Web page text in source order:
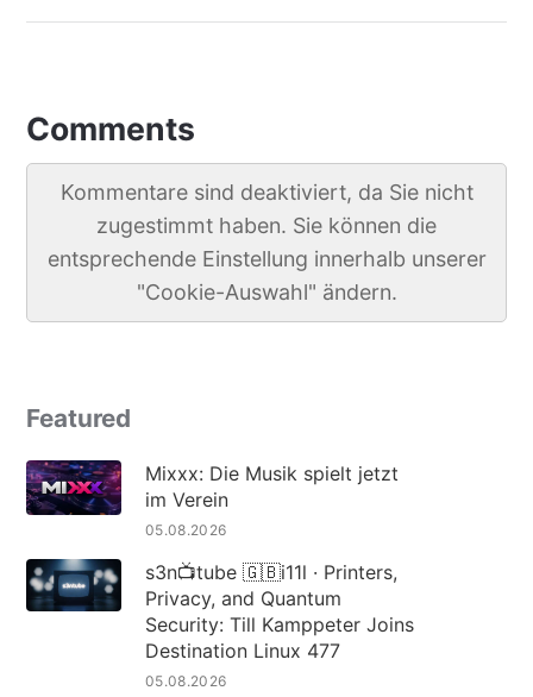
Comments
Kommentare sind deaktiviert, da Sie nicht
zugestimmt haben. Sie können die
entsprechende Einstellung innerhalb unserer
"Cookie-Auswahl" ändern.
Featured
Mixxx: Die Musik spielt jetzt
im Verein
05.08.2026
s3n📺tube 🇬🇧i11l · Printers,
Privacy, and Quantum
Security: Till Kamppeter Joins
Destination Linux 477
05.08.2026